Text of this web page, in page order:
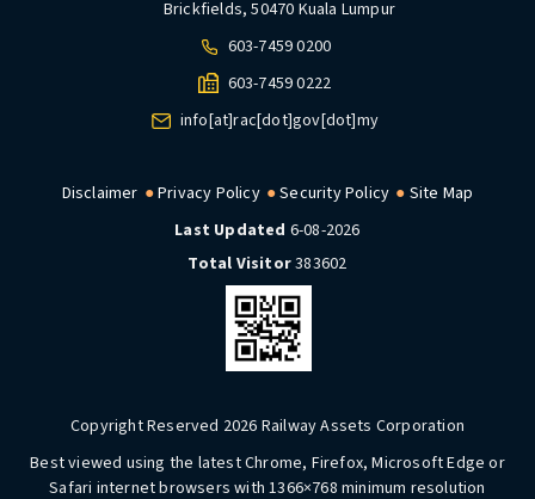
Brickfields, 50470 Kuala Lumpur
603-7459 0200
603-7459 0222
info[at]rac[dot]gov[dot]my
Disclaimer Privacy Policy Security Policy
Site Map
Last Updated 6-08-2026
Total Visitor383602
Copyright Reserved 2026 Railway Assets Corporation
Best viewed using the latest Chrome, Firefox, Microsoft Edge or
Safari internet browsers with 1366×768 minimum resolution